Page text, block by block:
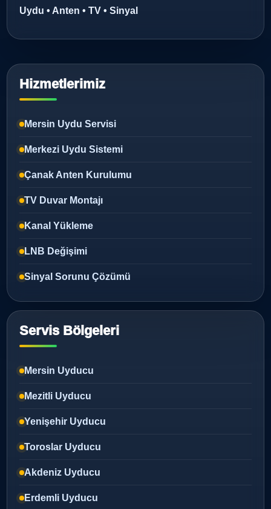
Uydu • Anten • TV • Sinyal
Hizmetlerimiz
Mersin Uydu Servisi
Merkezi Uydu Sistemi
Çanak Anten Kurulumu
TV Duvar Montajı
Kanal Yükleme
LNB Değişimi
Sinyal Sorunu Çözümü
Servis Bölgeleri
Mersin Uyducu
Mezitli Uyducu
Yenişehir Uyducu
Toroslar Uyducu
Akdeniz Uyducu
Erdemli Uyducu